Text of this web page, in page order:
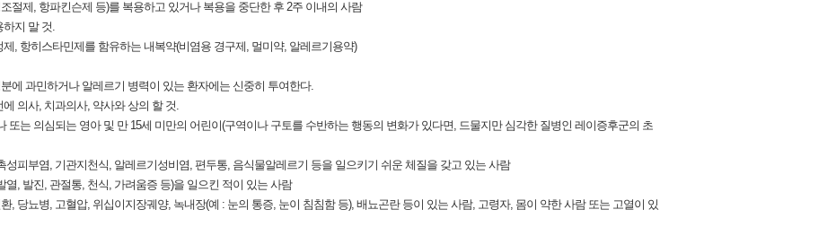
절제, 항파킨슨제 등)를 복용하고 있거나 복용을 중단한 후 2주 이내의 사람
하지 말 것.
, 항히스타민제를 함유하는 내복약(비염용 경구제, 멀미약, 알레르기용약)
에 과민하거나 알레르기 병력이 있는 환자에는 신중히 투여한다.
의사, 치과의사, 약사와 상의 할 것.
또는 의심되는 영아 및 만 15세 미만의 어린이(구역이나 구토를 수반하는 행동의 변화가 있다면, 드물지만 심각한 질병인 레이증후군의 초
성피부염, 기관지천식, 알레르기성비염, 편두통, 음식물알레르기 등을 일으키기 쉬운 체질을 갖고 있는 사람
열, 발진, 관절통, 천식, 가려움증 등)을 일으킨 적이 있는 사람
, 당뇨병, 고혈압, 위십이지장궤양, 녹내장(예 : 눈의 통증, 눈이 침침함 등), 배뇨곤란 등이 있는 사람, 고령자, 몸이 약한 사람 또는 고열이 있